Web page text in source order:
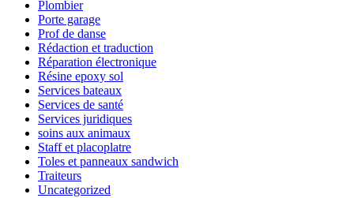
Plombier
Porte garage
Prof de danse
Rédaction et traduction
Réparation électronique
Résine epoxy sol
Services bateaux
Services de santé
Services juridiques
soins aux animaux
Staff et placoplatre
Toles et panneaux sandwich
Traiteurs
Uncategorized